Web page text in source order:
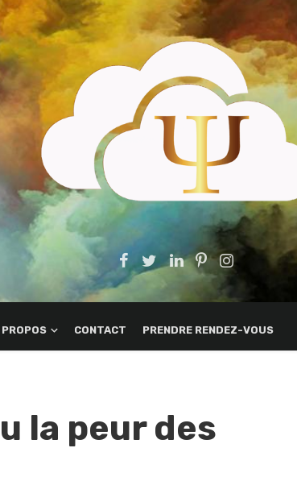
CONTACT PRENDRE RENDEZ-VOUS
la peur des